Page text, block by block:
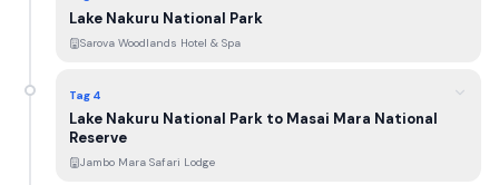
Lake Nakuru National Park
Sarova Woodlands Hotel & Spa
Tag 4
Lake Nakuru National Park to Masai Mara National
Reserve
Jambo Mara Safari Lodge